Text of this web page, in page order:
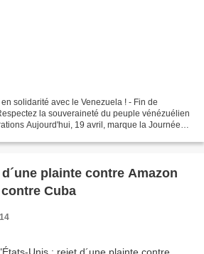
solidarité avec le Venezuela ! - Fin de
la souveraineté du peuple vénézuélien
Aujourd'hui, 19 avril, marque la Journée
plainte contre Amazon
Cuba